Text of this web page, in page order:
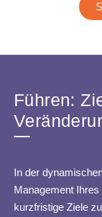
Führen:
In der
Management
kurzfristige Ziele